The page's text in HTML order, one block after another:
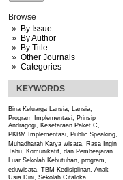
Browse
By Issue
By Author
By Title
Other Journals
Categories
KEYWORDS
Bina Keluarga Lansia, Lansia,
Program
Implementasi, Prinsip
Andragogi, Kesetaraan Paket C,
PKBM
Implementasi, Public Speaking,
Muhadharah Karya wisata, Rasa Ingin
Tahu, Komunikatif, dan Pembeajaran
Luar Sekolah Kebutuhan, program,
eduwisata, TBM Kedisiplinan, Anak
Usia Dini, Sekolah Citaloka